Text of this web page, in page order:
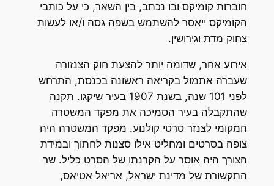
חוברות קומיקס ובו נכתב, בין השאר, כי על כותבי
הקומיקס ייאסר להשתמש בשפה גסה ו/או לעשות
צחוק מדת וגירושין.
אירוע אחר, שדומה יותר להצעת חוק הצנזורה
שעברה אתמול בקריאה ראשונה בכנסת, התרחש
לפני 101 שנה, בשנת 1907 בעיר שיקגו. תקנה
שהתקבלה בעיר הסמיכה את מפקד המשטרה
המקומי לצנזר סרטי קולנוע. מפקד המשטרה היה
צופה בסרטים ומחליט אילו סצנות לחתוך ובמידת
הצורך היה אוסר על הקרנתו של הסרט כליל. שר
התקשורת של מדינת ישראל, אריאל אטיאס,